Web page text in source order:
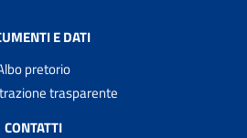
E DATI
pretorio
trasparente
CONTATTI